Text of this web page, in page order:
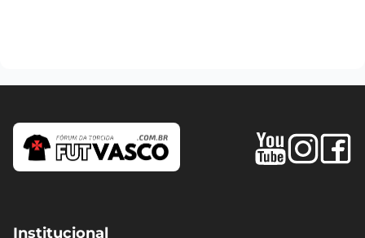
Institucional